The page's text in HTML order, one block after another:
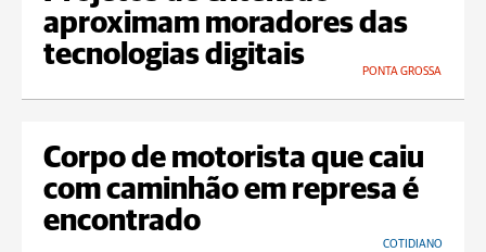
aproximam moradores das
tecnologias digitais
PONTA GROSSA
Corpo de motorista que caiu
com caminhão em represa é
encontrado
COTIDIANO